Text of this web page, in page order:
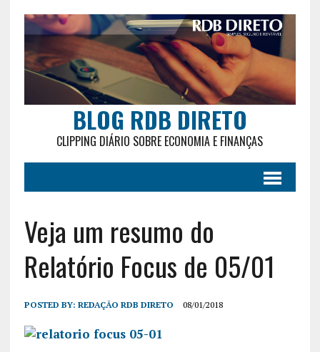
BLOG RDB DIRETO
CLIPPING DIÁRIO SOBRE ECONOMIA E FINANÇAS
Veja um resumo do
Relatório Focus de 05/01
POSTED BY: REDAÇÃO RDB DIRETO 08/01/2018